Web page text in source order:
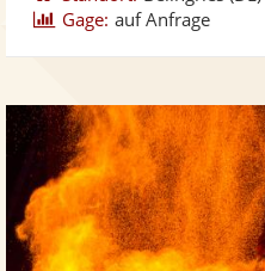
Gage: auf Anfrage